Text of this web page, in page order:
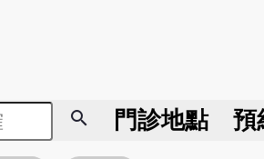
search 門診地點 預